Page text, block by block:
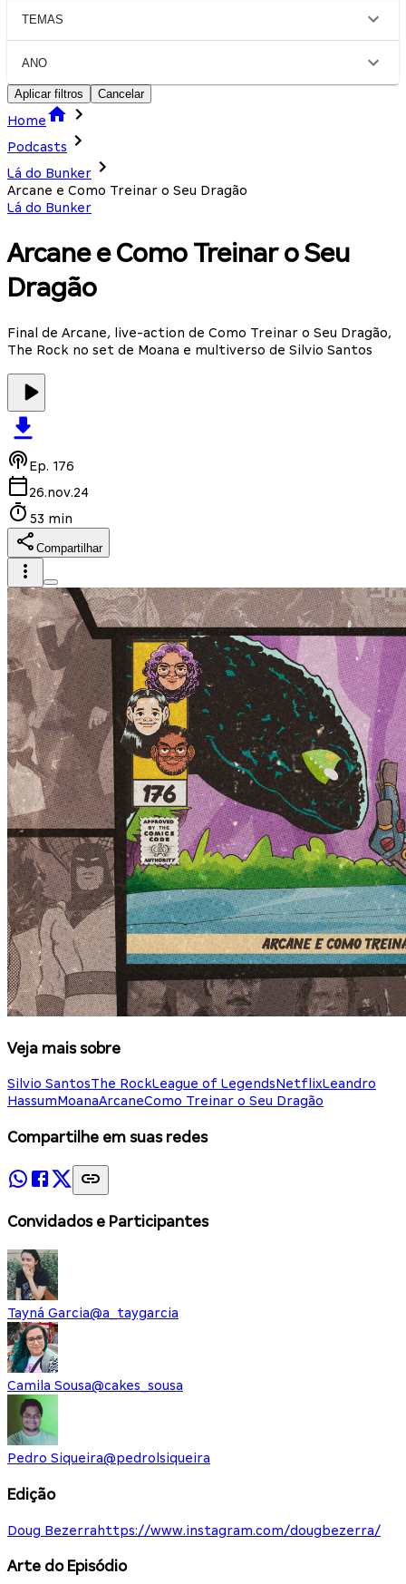
TEMAS
ANO
Aplicar filtros Cancelar
Home
Podcasts
Lá do Bunker
Arcane e Como Treinar o Seu Dragão
Lá do Bunker
Arcane e Como Treinar o Seu
Dragão
Final de Arcane, live-action de Como Treinar o Seu Dragão,
The Rock no set de Moana e multiverso de Silvio Santos
Ep. 176
26.nov.24
53 min
Compartilhar
Veja mais sobre
Silvio SantosThe RockLeague of LegendsNetflixLeandro
HassumMoanaArcaneComo Treinar o Seu Dragão
Compartilhe em suas redes
Convidados e Participantes
Tayná Garcia@a_taygarcia
Camila Sousa@cakes_sousa
Pedro Siqueira@pedrolsiqueira
Edição
Doug Bezerra https://www.instagram.com/dougbezerra/
Arte do Episódio